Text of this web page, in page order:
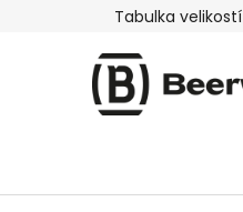
Tabulka velikostí